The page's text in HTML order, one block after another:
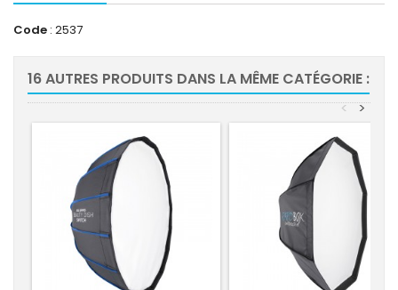
Code : 2537
16 AUTRES PRODUITS DANS LA MÊME CATÉGORIE :
>
<